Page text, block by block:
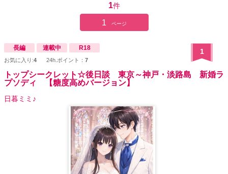
1件
1 ページ
長編 連載中 R18
お気に入り:4 24h.ポイント： 7
1
トップシークレット☆後日談 東京～神戸・淡路島 新婚ラ
プソディ 【糖度高めバージョン】
日暮ミミ♪